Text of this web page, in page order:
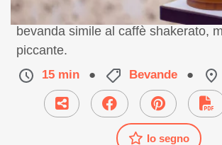
Un’ idea golosa per ritrovare la
bevanda simile al caffè shakerato,
piccante.
15 min ● Bevande ●
Io segno